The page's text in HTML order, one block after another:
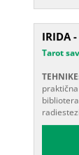
IRIDA
Tarot